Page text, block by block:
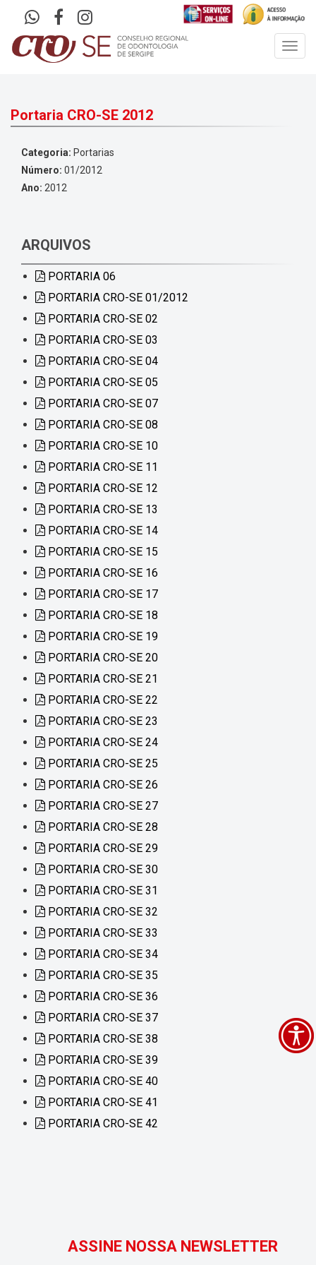
Portaria CRO-SE 2012
Categoria: Portarias
Número: 01/2012
Ano: 2012
ARQUIVOS
PORTARIA 06
PORTARIA CRO-SE 01/2012
PORTARIA CRO-SE 02
PORTARIA CRO-SE 03
PORTARIA CRO-SE 04
PORTARIA CRO-SE 05
PORTARIA CRO-SE 07
PORTARIA CRO-SE 08
PORTARIA CRO-SE 10
PORTARIA CRO-SE 11
PORTARIA CRO-SE 12
PORTARIA CRO-SE 13
PORTARIA CRO-SE 14
PORTARIA CRO-SE 15
PORTARIA CRO-SE 16
PORTARIA CRO-SE 17
PORTARIA CRO-SE 18
PORTARIA CRO-SE 19
PORTARIA CRO-SE 20
PORTARIA CRO-SE 21
PORTARIA CRO-SE 22
PORTARIA CRO-SE 23
PORTARIA CRO-SE 24
PORTARIA CRO-SE 25
PORTARIA CRO-SE 26
PORTARIA CRO-SE 27
PORTARIA CRO-SE 28
PORTARIA CRO-SE 29
PORTARIA CRO-SE 30
PORTARIA CRO-SE 31
PORTARIA CRO-SE 32
PORTARIA CRO-SE 33
PORTARIA CRO-SE 34
PORTARIA CRO-SE 35
PORTARIA CRO-SE 36
PORTARIA CRO-SE 37
PORTARIA CRO-SE 38
PORTARIA CRO-SE 39
PORTARIA CRO-SE 40
PORTARIA CRO-SE 41
PORTARIA CRO-SE 42
ASSINE NOSSA NEWSLETTER